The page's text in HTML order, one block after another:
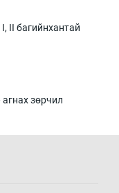
II багийнхантай
зөрчил